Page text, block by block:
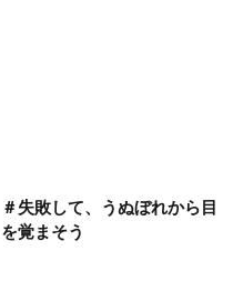
＃失敗して、うぬぼれから目
を覚まそう